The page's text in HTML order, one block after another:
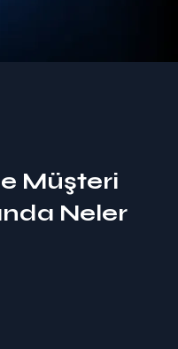
Müşteri
Neler